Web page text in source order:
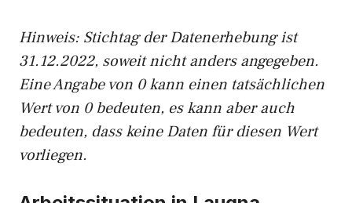
Hinweis: Stichtag der Datenerhebung ist
31.12.2022, soweit nicht anders angegeben.
Eine Angabe von 0 kann einen tatsächlichen
Wert von 0 bedeuten, es kann aber auch
bedeuten, dass keine Daten für diesen Wert
vorliegen.